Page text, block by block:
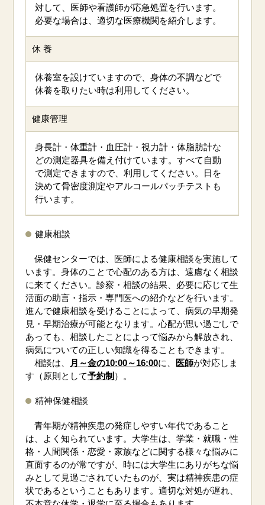
対して、医師や看護師が応急処置を行います。
必要な場合は、適切な医療機関を紹介します。
休 養
休養室を設けていますので、身体の不調などで
休養を取りたい時は利用してください。
健康管理
身長計・体重計・血圧計・視力計・体脂肪計な
どの測定器具を備え付けています。すべて自動
で測定できますので、利用してください。日を
決めて骨密度測定やアルコールパッチテストも
行います。
健康相談
保健センターでは、医師による健康相談を実施して
います。身体のことで心配のある方は、遠慮なく相談
に来てください。診察・相談の結果、必要に応じて生
活面の助言・指示・専門医への紹介などを行います。
進んで健康相談を受けることによって、病気の早期発
見・早期治療が可能となります。心配が思い過ごしで
あっても、相談したことによって悩みから解放され、
病気についての正しい知識を得ることもできます。
相談は、
月～金の10:00～16:00に、 医師が対応しま
す（原則として予約制 ）。
精神保健相談
青年期が精神疾患の発症しやすい年代であること
は、よく知られています。大学生は、学業・就職・性
格・人間関係・恋愛・家族などに関する様々な悩みに
直面するのが常ですが、時には大学生にありがちな悩
みとして見過ごされていたものが、実は精神疾患の症
状であるということもあります。適切な対処が遅れ、